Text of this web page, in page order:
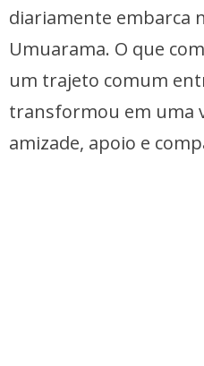
diariamente embarca
Umuarama. O que
um trajeto comum
transformou em uma
amizade, apoio e